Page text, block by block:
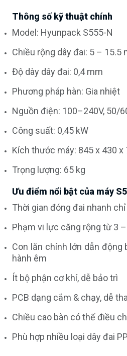
Thông số kỹ thuật chính
Model: Hyunpack S555-N
Chiều rộng dây đai: 5 – 15.5
Độ dày dây đai: 0,4 mm
Phương pháp hàn: Gia nhiệt
Nguồn điện: 100–240V, 50/
Công suất: 0,45 kW
Kích thước máy: 845 x 430 x
Trọng lượng: 65 kg
Ưu điểm nổi bật của máy
Thời gian đóng đai nhanh
Phạm vi lực căng rộng từ 3
Con lăn chính lớn dẫn động
hành êm
Ít bộ phận cơ khí, dễ bảo trì
PCB dạng cắm & chạy, dễ
Chiều cao bàn có thể điều
Phù hợp nhiều loại dây đai PP